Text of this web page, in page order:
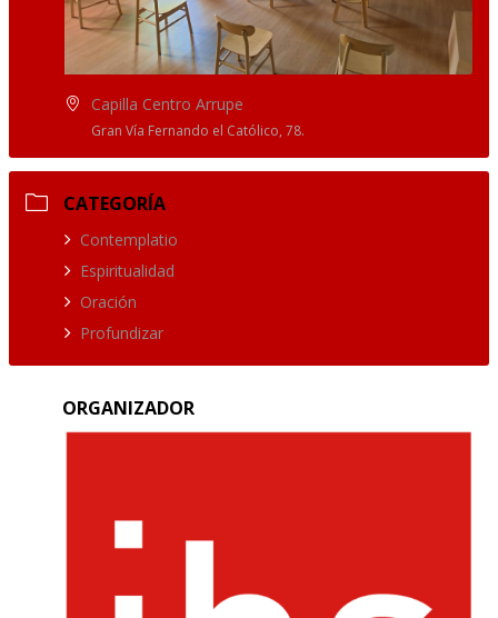
Capilla Centro Arrupe
Gran Vía Fernando el Católico, 78.
CATEGORÍA
Contemplatio
Espiritualidad
Oración
Profundizar
ORGANIZADOR